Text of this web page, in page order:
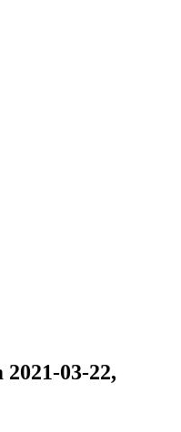
03-22,